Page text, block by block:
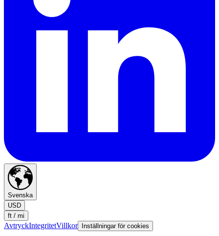
Svenska
USD
ft / mi
AvtryckIntegritetVillkor Inställningar för cookies